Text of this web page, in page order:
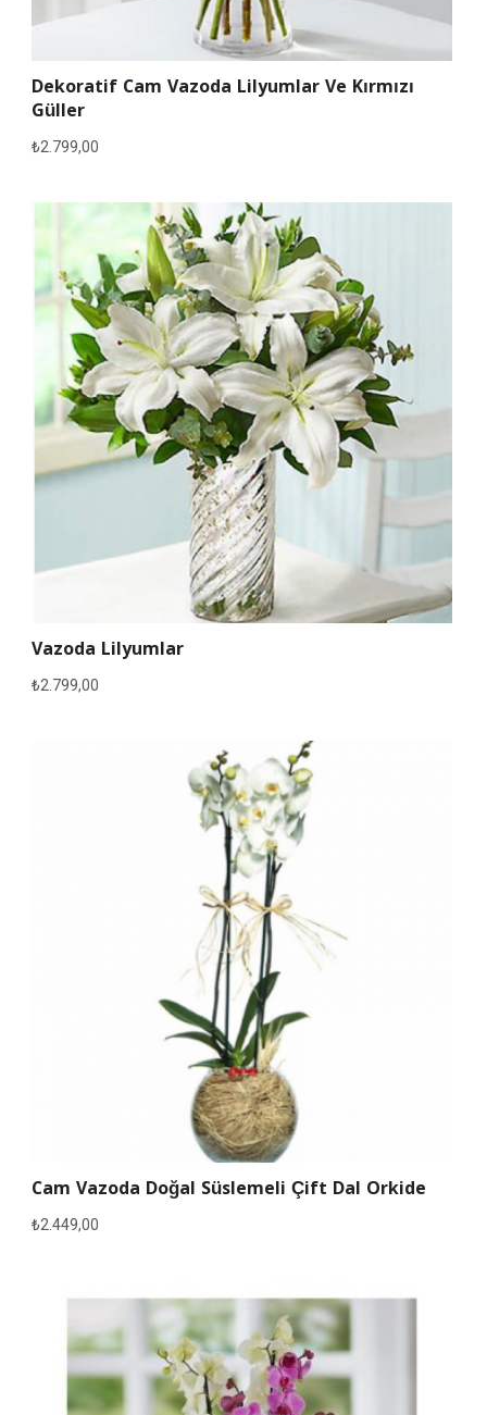
Dekoratif Cam Vazoda Lilyumlar Ve Kırmızı
Güller
₺2.799,00
Vazoda Lilyumlar
₺2.799,00
Cam Vazoda Doğal Süslemeli Çift Dal Orkide
₺2.449,00